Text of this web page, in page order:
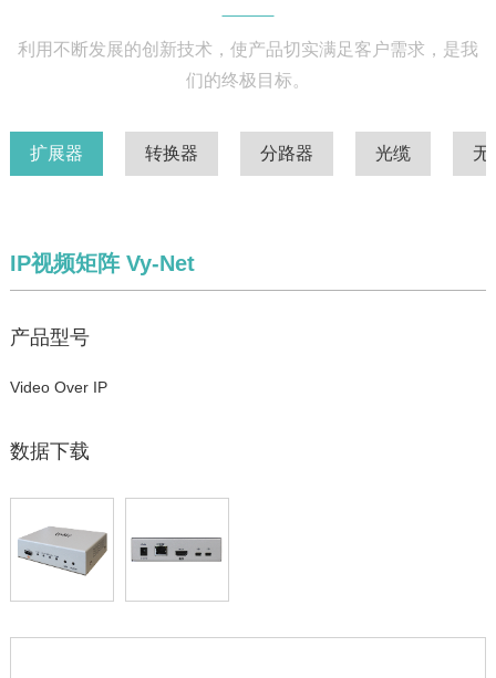
利用不断发展的创新技术，使产品切实满足客户需求，是我
们的终极目标。
扩展器 转换器 分路器 光缆 无
IP视频矩阵 Vy-Net
产品型号
Video Over IP
数据下载